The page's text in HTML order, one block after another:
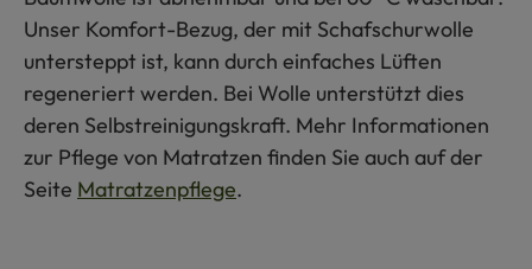
Unser Komfort-Bezug, der mit Schafschurwolle
untersteppt ist, kann durch einfaches Lüften
regeneriert werden. Bei Wolle unterstützt dies
deren Selbstreinigungskraft. Mehr Informationen
zur Pflege von Matratzen finden Sie auch auf der
Seite Matratzenpflege.